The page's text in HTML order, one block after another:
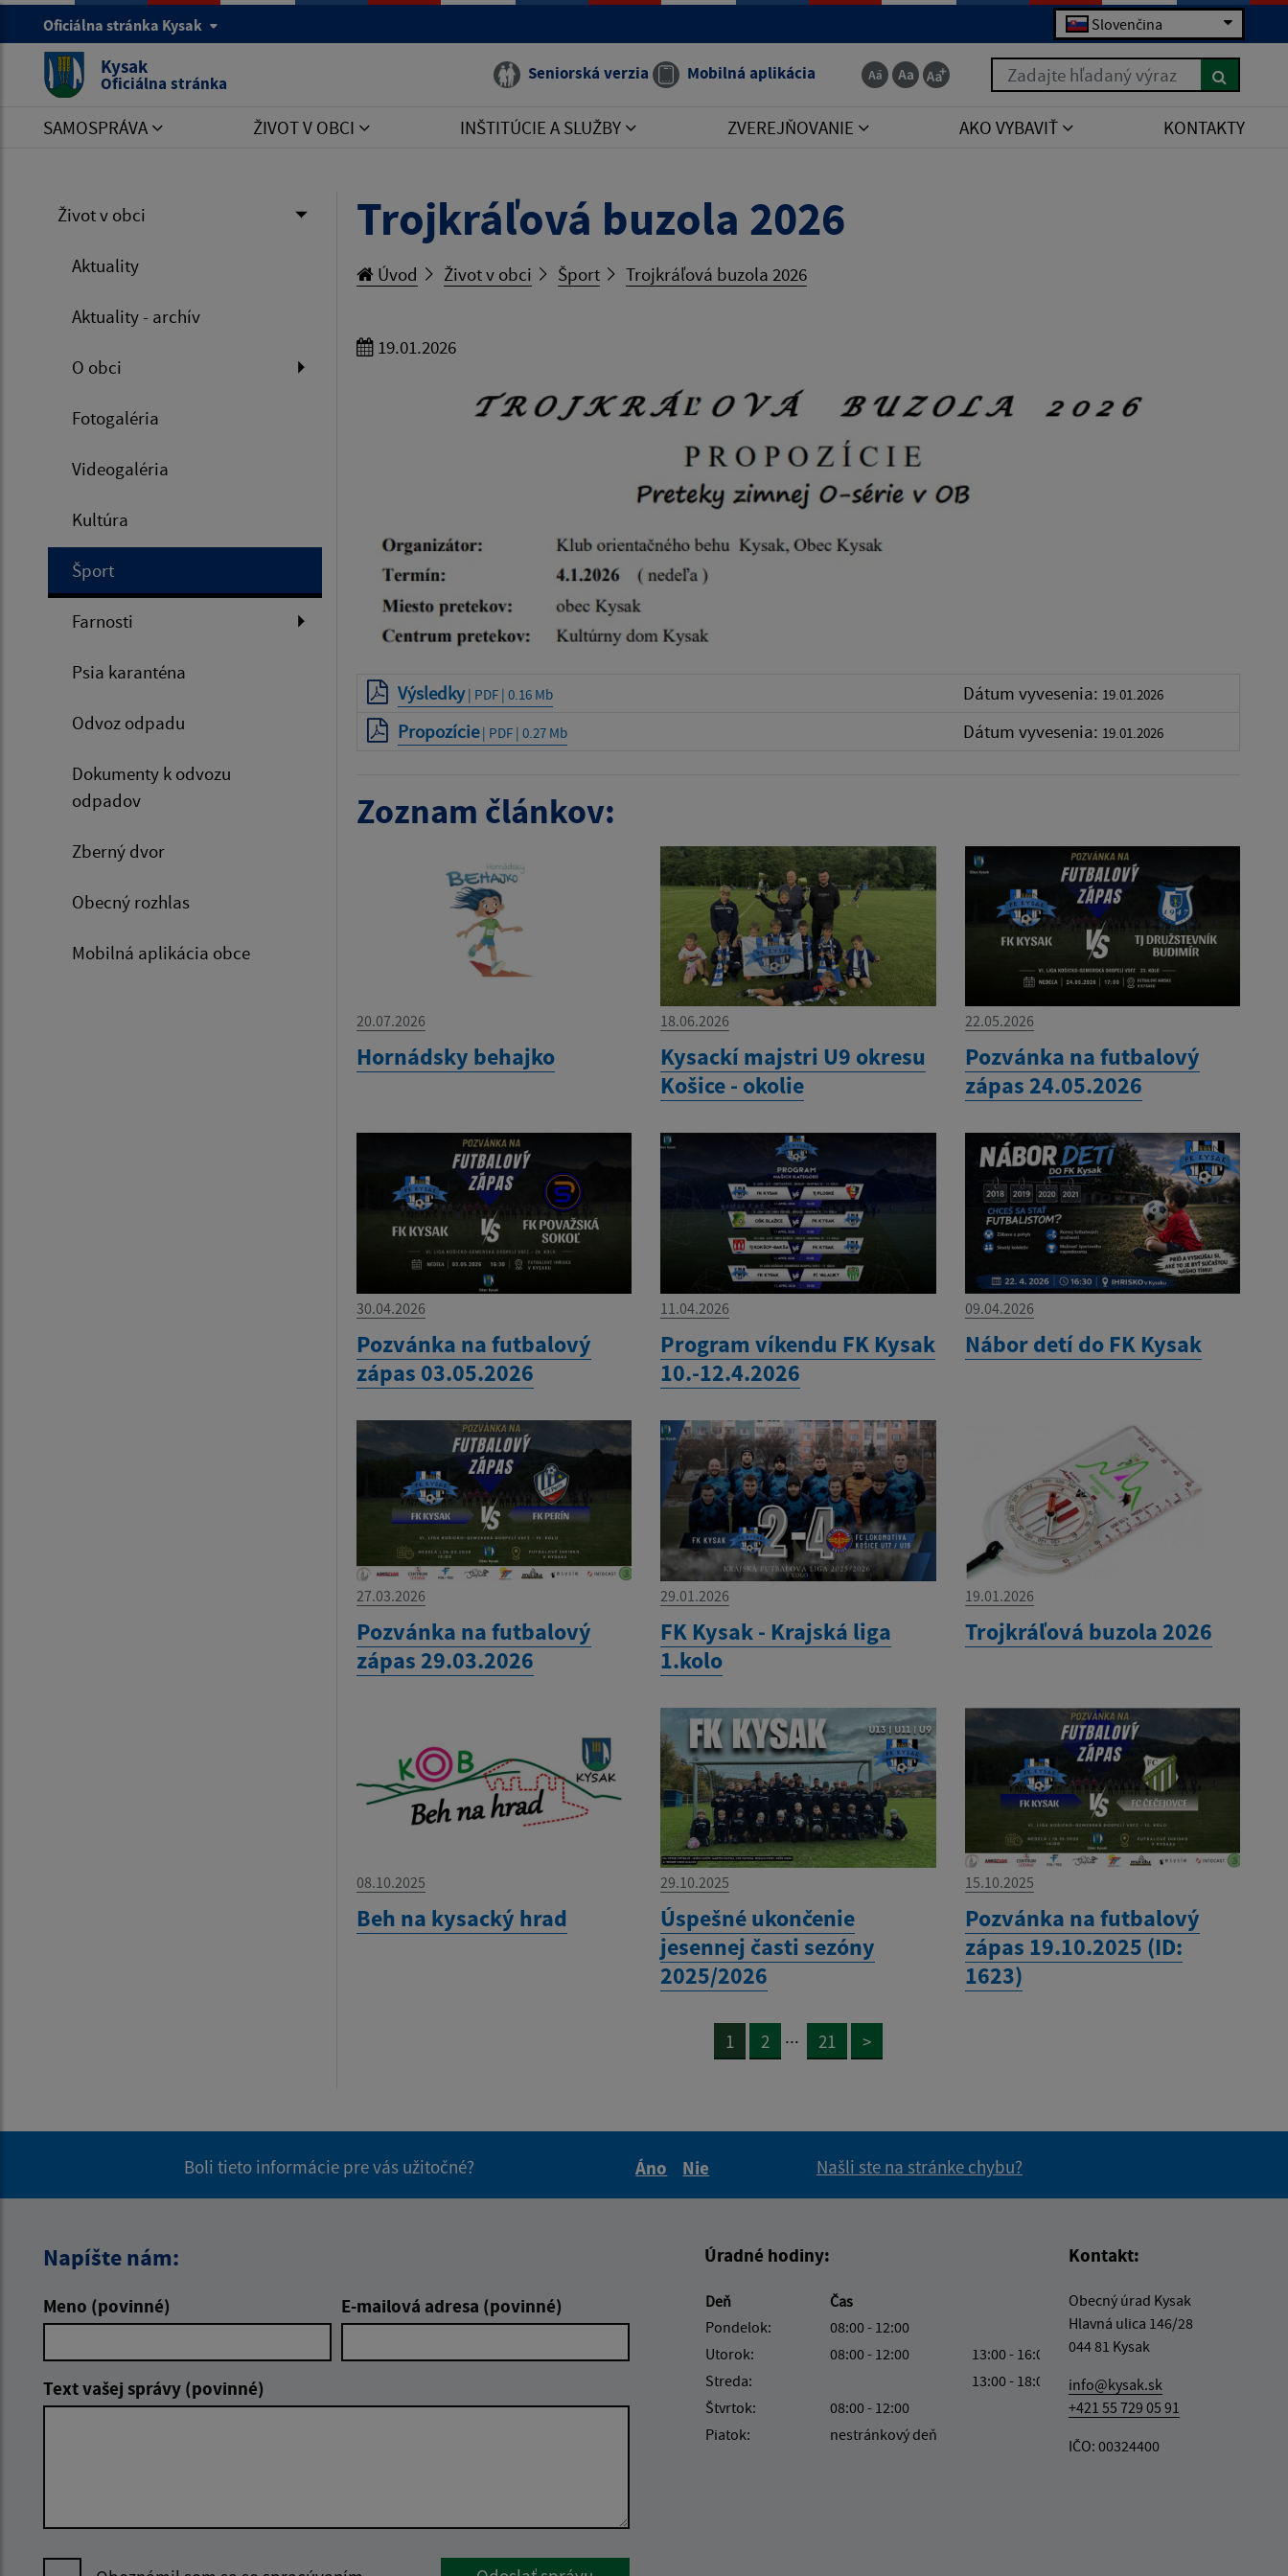
Oficiálna stránka Kysak Slovenčina
Kysak
Oficiálna stránka Seniorská verzia Mobilná aplikácia Zadajte hľadaný výraz
SAMOSPRÁVA ŽIVOT V OBCI INŠTITÚCIE A SLUŽBY ZVEREJŇOVANIE AKO VYBAVIŤ KONTAKTY
Život v obci
Aktuality
Aktuality - archív
O obci
Fotogaléria
Videogaléria
Kultúra
Šport
Farnosti
Psia karanténa
Odvoz odpadu
Dokumenty k odvozu
odpadov
Zberný dvor
Obecný rozhlas
Mobilná aplikácia obce
Trojkráľová buzola 2026
Úvod Život v obci Šport Trojkráľová buzola 2026
19.01.2026
Výsledky| PDF | 0.16 Mb Dátum vyvesenia: 19.01.2026
Propozície| PDF | 0.27 Mb Dátum vyvesenia: 19.01.2026
Zoznam článkov:
20.07.2026
Hornádsky behajko
18.06.2026
Kysackí majstri U9 okresu
Košice - okolie
22.05.2026
Pozvánka na futbalový
zápas 24.05.2026
30.04.2026
Pozvánka na futbalový
zápas 03.05.2026
11.04.2026
Program víkendu FK Kysak
10.-12.4.2026
09.04.2026
Nábor detí do FK Kysak
27.03.2026
Pozvánka na futbalový
zápas 29.03.2026
29.01.2026
FK Kysak - Krajská liga
1.kolo
19.01.2026
Trojkráľová buzola 2026
08.10.2025
Beh na kysacký hrad
29.10.2025
Úspešné ukončenie
jesennej časti sezóny
2025/2026
15.10.2025
Pozvánka na futbalový
zápas 19.10.2025 (ID:
1623)
1 2 ... 21 >
Boli tieto informácie pre vás užitočné?
Áno
Nie
Našli ste na stránke chybu?
Napíšte nám:
Meno (povinné) E-mailová adresa (povinné)
Text vašej správy (povinné)
Google reCaptcha Response
Úradné hodiny:
Deň
Čas
Pondelok:
08:00 - 12:00
Utorok:
08:00 - 12:00
13:00 - 16:00
Streda:
13:00 - 18:00
Štvrtok:
08:00 - 12:00
Piatok:
nestránkový deň
Kontakt:
Obecný úrad Kysak
Hlavná ulica 146/28
044 81 Kysak
info@kysak.sk
+421 55 729 05 91
IČO: 00324400